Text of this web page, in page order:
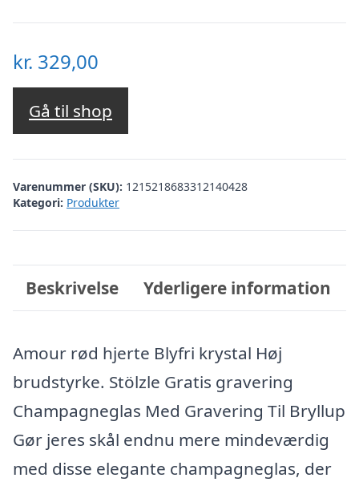
kr. 329,00
Gå til shop
Varenummer (SKU): 1215218683312140428
Kategori: Produkter
Beskrivelse Yderligere information
Amour rød hjerte Blyfri krystal Høj
brudstyrke. Stölzle Gratis gravering
Champagneglas Med Gravering Til Bryllup
Gør jeres skål endnu mere mindeværdig
med disse elegante champagneglas, der